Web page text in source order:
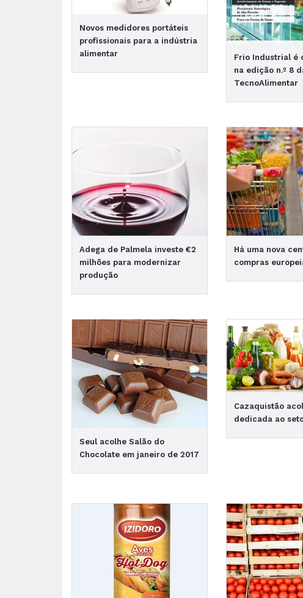
Novos medidores portáteis
profissionais para a indústria
alimentar
Frio Industrial é
na edição n.º 8
TecnoAlimentar
Adega de Palmela investe €2
milhões para modernizar
produção
Há uma nova
compras
Seul acolhe Salão do
Chocolate em janeiro de 2017
Cazaquistão
dedicada ao